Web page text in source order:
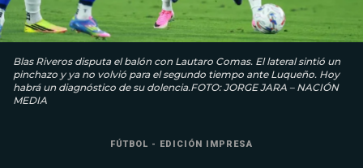
Blas Riveros disputa el balón con Lautaro Comas. El lateral sintió un
pinchazo y ya no volvió para el segundo tiempo ante Luqueño. Hoy
habrá un diagnóstico de su dolencia.FOTO: JORGE JARA – NACIÓN
MEDIA
FÚTBOL - EDICIÓN IMPRESA